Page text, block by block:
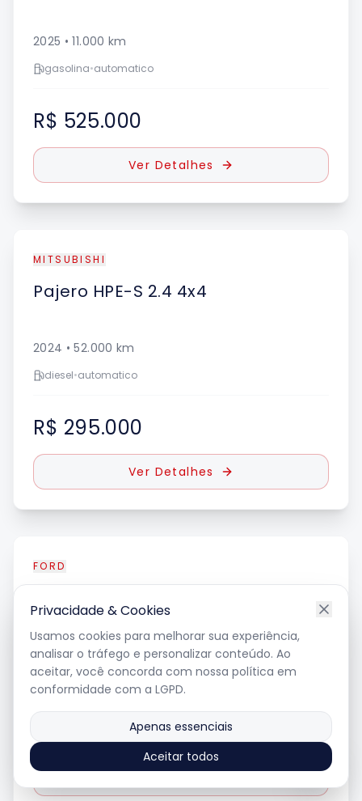
Privacidade & Cookies
Usamos cookies para melhorar sua experiência,
analisar o tráfego e personalizar conteúdo. Ao
aceitar, você concorda com nossa política em
conformidade com a LGPD.
Apenas essenciais
Aceitar todos
2025 •11.000 km
gasolina•automatico
R$ 525.000
Ver Detalhes
MITSUBISHI
Pajero HPE-S 2.4 4x4
2024 •52.000 km
diesel•automatico
R$ 295.000
Ver Detalhes
FORD
2024• 10.000km
gasolina automatico
R$ 440.000